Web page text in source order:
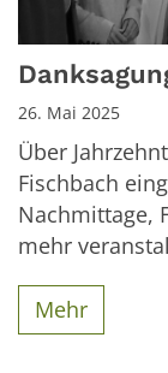
26. Mai 2025
Über
Fischbach
Nachmittage,
mehr
Mehr